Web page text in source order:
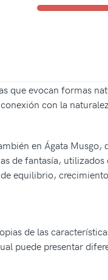
que evocan formas
con la
en Ágata
de fantasía,
equilibrio,
de las
puede presentar